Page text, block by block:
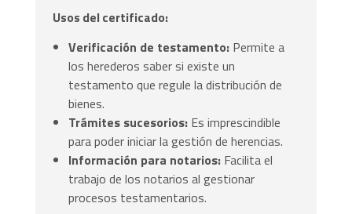
Usos del certificado:
Verificación de testamento: Permite a
los herederos saber si existe un
testamento que regule la distribución de
bienes.
Trámites sucesorios: Es imprescindible
para poder iniciar la gestión de herencias.
Información para notarios: Facilita el
trabajo de los notarios al gestionar
procesos testamentarios.